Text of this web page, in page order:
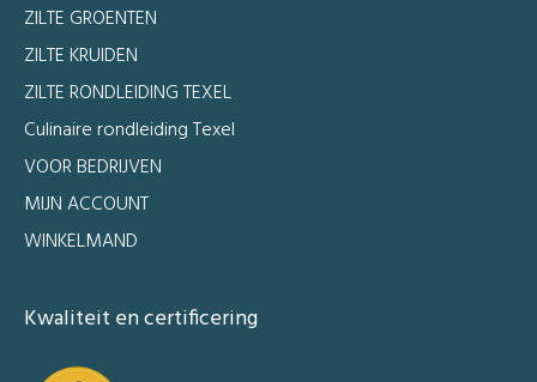
ZILTE GROENTEN
ZILTE KRUIDEN
ZILTE RONDLEIDING TEXEL
Culinaire rondleiding Texel
VOOR BEDRIJVEN
MIJN ACCOUNT
WINKELMAND
Kwaliteit en certificering